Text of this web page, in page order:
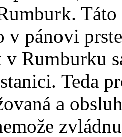
v pánovi
Rumburku
Teda
a